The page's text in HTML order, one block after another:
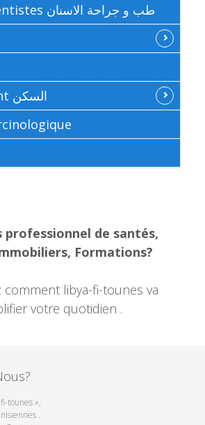
Médecins Dentistes طب و جراحة الاسنان
Hébergement السكن
professionnel de santés,
Formations?
comment libya-fi-tounes va
votre quotidien .
tounes »,
.